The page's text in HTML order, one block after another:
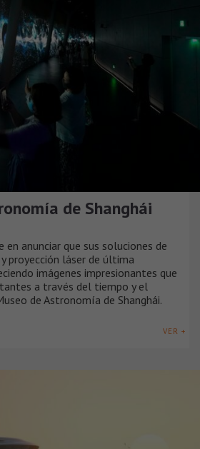
de Shanghái
anunciar que sus soluciones de
proyección láser de última
imágenes impresionantes que
a través del tiempo y el
de Astronomía de Shanghái.
VER +